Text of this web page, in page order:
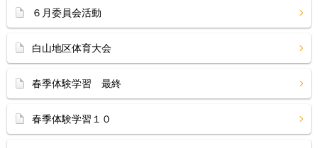
６月委員会活動
白山地区体育大会
春季体験学習 最終
春季体験学習１０